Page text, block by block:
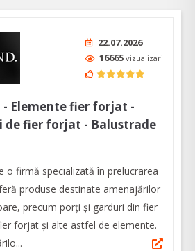
22.07.2026
16665 vizualizari
- Elemente fier forjat -
de fier forjat - Balustrade
o firmă specializată în prelucrarea
produse destinate amenajărilor
precum porți și garduri din fier
forjat și alte astfel de elemente.